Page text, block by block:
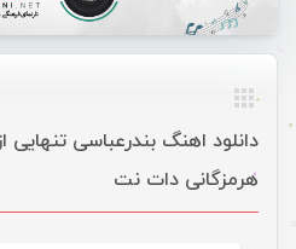
دانلود اهنگ بندرعباسی تنهایی
هرمزگانی دات نت